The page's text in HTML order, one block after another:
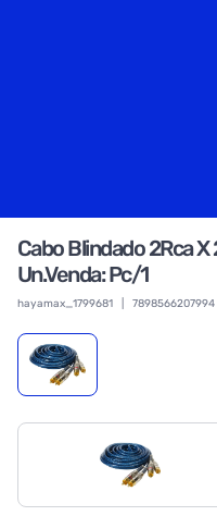
Cabo Blindado 2Rca
Un.Venda: Pc/1
hayamax_1799681 7898566207994